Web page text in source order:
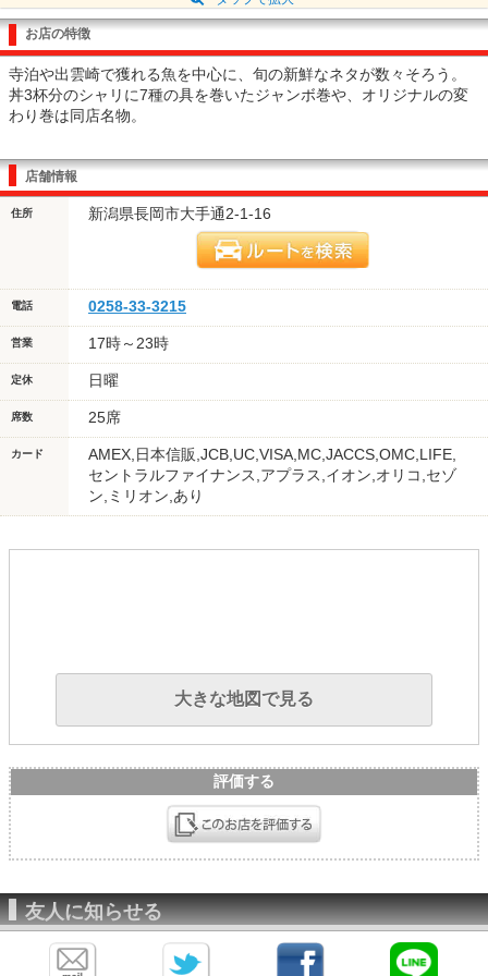
お店の特徴
寺泊や出雲崎で獲れる魚を中心に、旬の新鮮なネタが数々そろう。
丼3杯分のシャリに7種の具を巻いたジャンボ巻や、オリジナルの変
わり巻は同店名物。
店舗情報
住所 新潟県長岡市大手通2-1-16
電話 0258-33-3215
営業 17時～23時
定休 日曜
席数 25席
カード
AMEX,日本信販,JCB,UC,VISA,MC,JACCS,OMC,LIFE,
セントラルファイナンス,アプラス,イオン,オリコ,セゾ
ン,ミリオン,あり
大きな地図で見る
評価する
友人に知らせる